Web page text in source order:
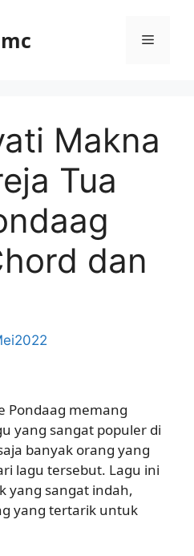
Menu
Makna
Tua
dan
Pondaag memang
yang sangat populer di
banyak orang yang
lagu tersebut. Lagu ini
yang sangat indah,
yang tertarik untuk